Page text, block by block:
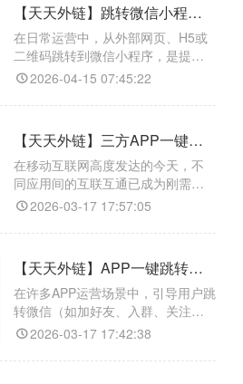
支持在抖音、快手、短信、邮件、
浏览器等几乎所有平台直接点击跳
转。此外，天天外链还提供访问数
据统计、自定义落地页等实用功能
【天天外链】跳转微信小程序怎么做？怎么配置关键信息？
在日常运营中，从外部网页、H5或
二维码跳转到微信小程序，是提升
服务连贯性的常见需求。天天外链
支持将小程序转换为可在抖音、浏
点击的链接，用户点击即可一键唤
醒微信并直达小程序指定页面，无
需扫码或手动搜索。它还支持防封
禁跳转、数据统计追踪、自定义
2026-04-15 07:45:22
【天天外链】三方APP一键跳转微信的技术原理是什么？怎么操作
在移动互联网高度发达的今天，不
同应用间的互联互通已成为刚需，
如何在第三方APP内顺畅地将用户引
营者关注的焦点。借助“天天外链”这
实现。该工具内置了强大的智能活
码系统，支持200张子码自动轮换展
示，有效规避平台风控；同时支持
广告平台数据回传，
2026-03-17 17:57:05
【天天外链】APP一键跳转微信的实现方法是什么？怎么操作？
在许多APP运营场景中，引导用户跳
转微信（如加好友、入群、关注公
众号）常因繁琐操作导致用户流
APP内一键跳转链接，用户点击即直
2026-03-17 17:42:38